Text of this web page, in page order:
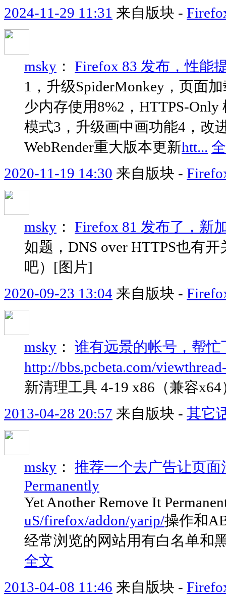
2024-11-29 11:31 来自版块 -
msky ： Firefox 83 发布，性能
1，升级SpiderMonkey，页面
少内存使用8%2，HTTPS-
模式3，升级画中画功能4，改
WebRender重大版本更新htt...
2020-11-19 14:30 来自版块 -
msky ： Firefox 81 发布了，新
如题，DNS over HTTPS也有
吧）[图片]
2020-09-23 13:04 来自版块 -
msky ： 谁有远景的帐号，帮忙
http://bbs.pcbeta.com/
新清理工具 4-19 x86（兼容
2013-04-28 20:57 来自版块 - 其它
msky ： 推荐一个去广告让页面
Permanently
Yet Another Remove It
uS/firefox/addon/yarip/操作和
经常浏览的网站用有白名单和
全文
2013-04-08 11:46 来自版块 -